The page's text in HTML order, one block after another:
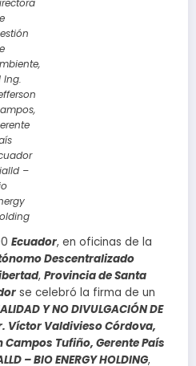
Ing.
–
Ecuador, en oficinas de la
Descentralizado
, Provincia de Santa
se celebró la firma de un
Y NO DIVULGACIÓN DE
Víctor Valdivieso Córdova,
Tufiño, Gerente País
– BIO ENERGY HOLDING,